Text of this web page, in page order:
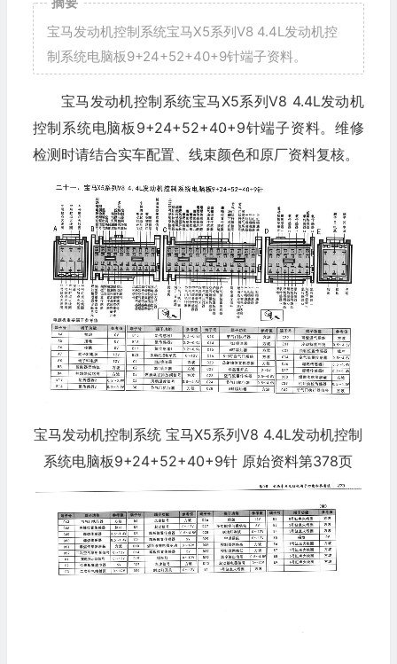
宝马发动机控制系统宝马X5系列V8 4.4L发动机控
制系统电脑板9+24+52+40+9针端子资料。
宝马发动机控制系统宝马X5系列V8 4.4L发动机
控制系统电脑板9+24+52+40+9针端子资料。维修
检测时请结合实车配置、线束颜色和原厂资料复核。
宝马发动机控制系统 宝马X5系列V8 4.4L发动机控制
系统电脑板9+24+52+40+9针 原始资料第378页